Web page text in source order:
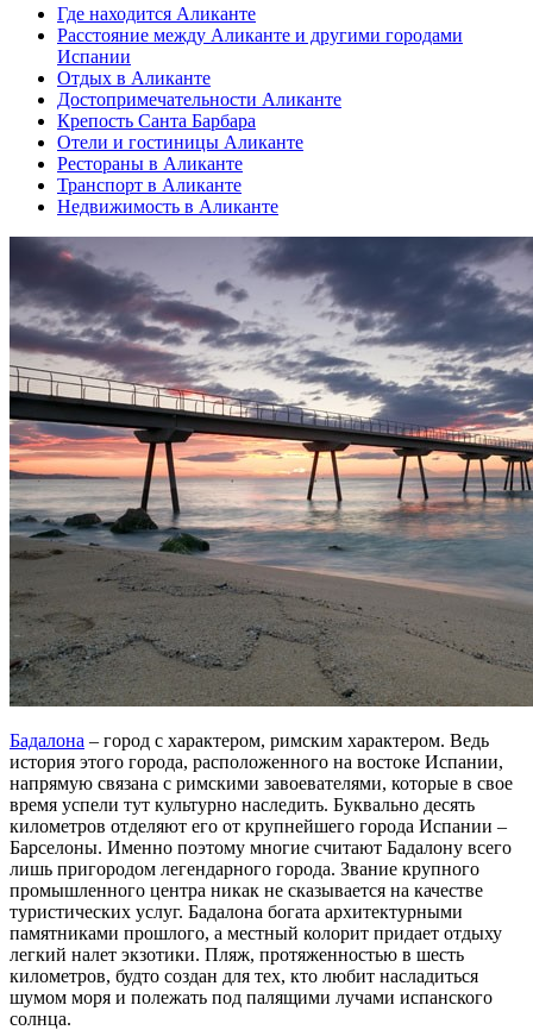
Где находится Аликанте
Расстояние между Аликанте и другими городами
Испании
Отдых в Аликанте
Достопримечательности Аликанте
Крепость Санта Барбара
Отели и гостиницы Аликанте
Рестораны в Аликанте
Транспорт в Аликанте
Недвижимость в Аликанте
Бадалона – город с характером, римским характером. Ведь
история этого города, расположенного на востоке Испании,
напрямую связана с римскими завоевателями, которые в свое
время успели тут культурно наследить. Буквально десять
километров отделяют его от крупнейшего города Испании –
Барселоны. Именно поэтому многие считают Бадалону всего
лишь пригородом легендарного города. Звание крупного
промышленного центра никак не сказывается на качестве
туристических услуг. Бадалона богата архитектурными
памятниками прошлого, а местный колорит придает отдыху
легкий налет экзотики. Пляж, протяженностью в шесть
километров, будто создан для тех, кто любит насладиться
шумом моря и полежать под палящими лучами испанского
солнца.